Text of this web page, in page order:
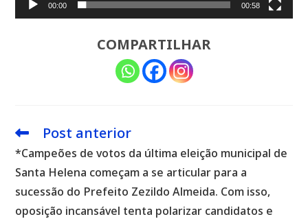
00:00 00:58
COMPARTILHAR
Leia
artigos
Post anterior
*Campeões de votos da última eleição municipal de
Santa Helena começam a se articular para a
sucessão do Prefeito Zezildo Almeida. Com isso,
oposição incansável tenta polarizar candidatos e